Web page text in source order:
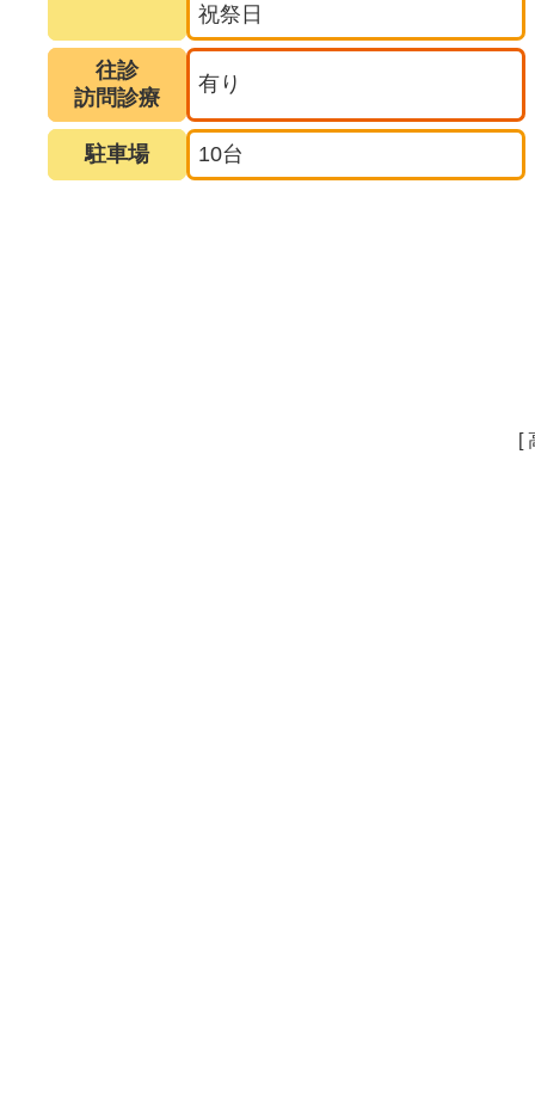
祝祭日
往診
訪問診療
有り
駐車場 10台
[